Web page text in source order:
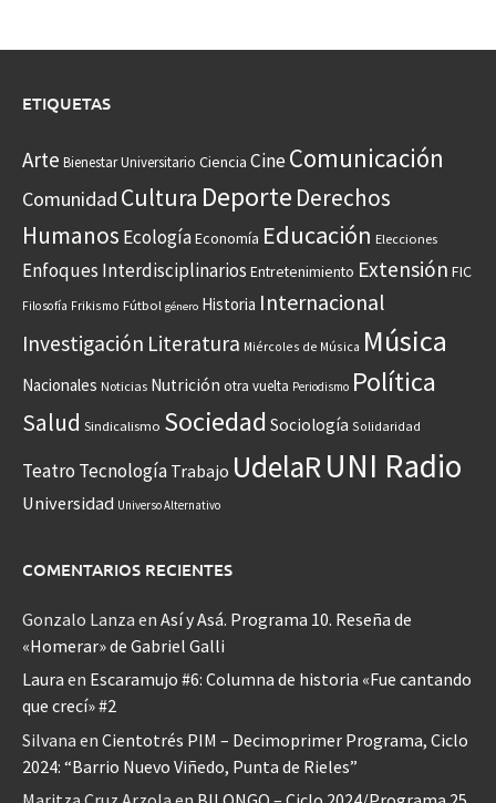
ETIQUETAS
Arte Bienestar Universitario Ciencia CineComunicación
Comunidad Cultura Deporte Derechos
Humanos EcologíaEconomía Educación Elecciones
Enfoques Interdisciplinarios Entretenimiento Extensión FIC
Filosofía Frikismo Fútbol género Historia Internacional
Investigación Literatura Miércoles de Música Música
Nacionales Noticias Nutrición otra vuelta Periodismo Política
Salud Sindicalismo Sociedad Sociología Solidaridad
Teatro Tecnología Trabajo UdelaRUNI Radio
Universidad Universo Alternativo
COMENTARIOS RECIENTES
Gonzalo Lanza en Así y Asá. Programa 10. Reseña de
«Homerar» de Gabriel Galli
Laura en Escaramujo #6: Columna de historia «Fue cantando
que crecí» #2
Silvana en Cientotrés PIM – Decimoprimer Programa, Ciclo
2024: “Barrio Nuevo Viñedo, Punta de Rieles”